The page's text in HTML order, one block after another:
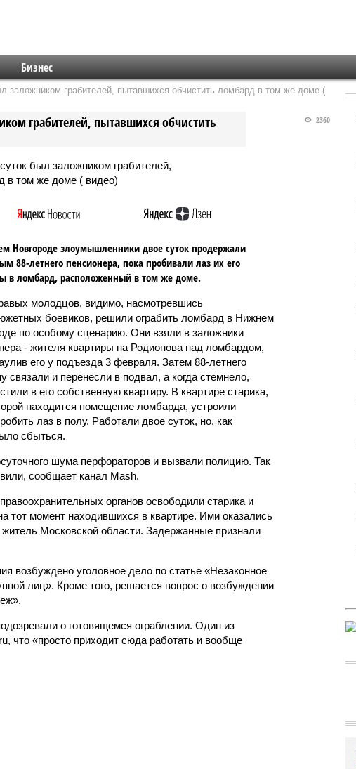
Бизнес
заложником грабителей, пытавшихся обчистить ломбард в том же доме (
грабителей, пытавшихся обчистить 2360
Новгороде злоумышленники двое суток продержали
88-летнего пенсионера, пока пробивали лаз их его
в ломбард, расположенный в том же доме.
молодцов, видимо, насмотревшись
боевиков, решили ограбить ломбард в Нижнем
по особому сценарию. Они взяли в заложники
- жителя квартиры на Родионова над ломбардом,
его у подъезда 3 февраля. Затем 88-летнего
связали и перенесли в подвал, а когда стемнело,
в его собственную квартиру. В квартире старика,
находится помещение ломбарда, устроили
лаз в полу. Работали двое суток, но, как
сбыться.
шума перфораторов и вызвали полицию. Так
сообщает канал Mash.
органов освободили старика и
тот момент находившихся в квартире. Ими оказались
Московской области. Задержанные признали
возбуждено уголовное дело по статье «Незаконное
лиц». Кроме того, решается вопрос о возбуждении
о готовящемся ограблении. Один из
что «просто приходит сюда работать и вообще